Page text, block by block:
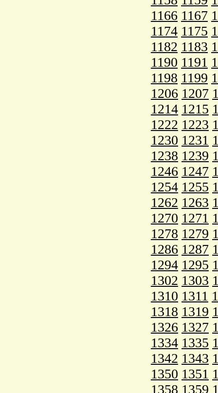
1166 1167
1174 1175
1182 1183
1190 1191
1198 1199
1206 1207
1214 1215
1222 1223
1230 1231
1238 1239
1246 1247
1254 1255
1262 1263
1270 1271
1278 1279
1286 1287
1294 1295
1302 1303
1310 1311
1318 1319
1326 1327
1334 1335
1342 1343
1350 1351
1358 1359